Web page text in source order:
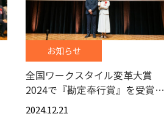
お知らせ
全国ワークスタイル変革大賞
2024で『勘定奉行賞』を受賞…
2024.12.21